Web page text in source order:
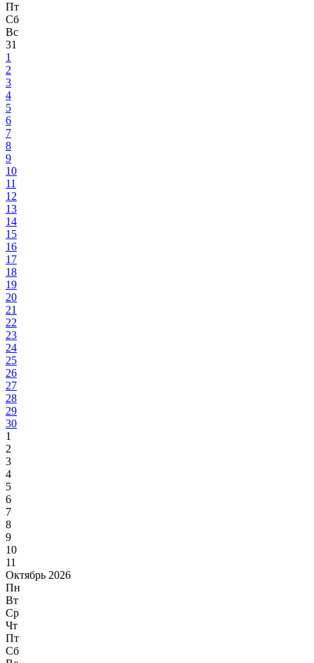
Пт
Сб
Вс
31
1
2
3
4
5
6
7
8
9
10
11
12
13
14
15
16
17
18
19
20
21
22
23
24
25
26
27
28
29
30
1
2
3
4
5
6
7
8
9
10
11
Октябрь 2026
Пн
Вт
Ср
Чт
Пт
Сб